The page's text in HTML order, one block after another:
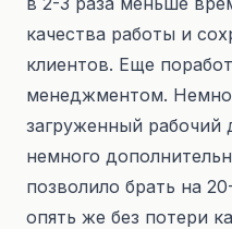
качества работы и
клиентов. Еще
менеджментом.
загруженный рабочий
немного
позволило брать на
опять же без потери